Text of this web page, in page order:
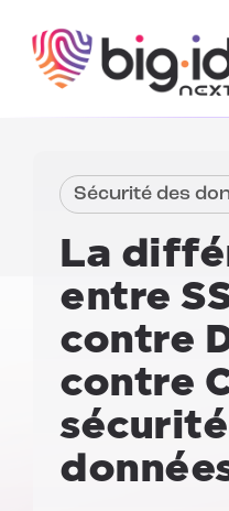
Sécurité des
La
entre
contre
contre